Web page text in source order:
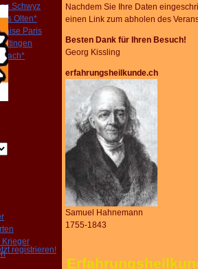
Schwyz
Olten*
Paris
Krieger
registrieren!
Nachdem Sie Ihre Daten
einen Link zum abholen des
Besten Dank für Ihren Besuch!
Georg Kissling
erfahrungsheilkunde.ch
Samuel Hahnemann
1755-1843